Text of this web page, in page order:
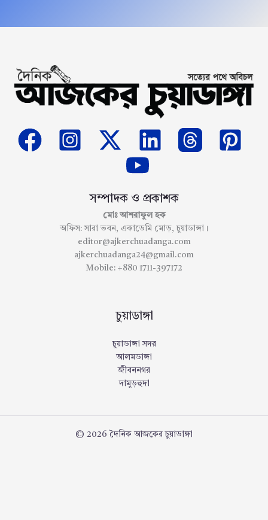
সম্পাদক ও প্রকাশক
মোঃ আশরাফুল হক
অফিস: সারা ভবন, একাডেমি মোড়, চুয়াডাঙ্গা।
editor@ajkerchuadanga.com
ajkerchuadanga24@gmail.com
Mobile: +880 1711-397172
চুয়াডাঙ্গা
চুয়াডাঙ্গা সদর
আলমডাঙ্গা
জীবননগর
দামুড়হুদা
© 2026 দৈনিক আজকের চুয়াডাঙ্গা